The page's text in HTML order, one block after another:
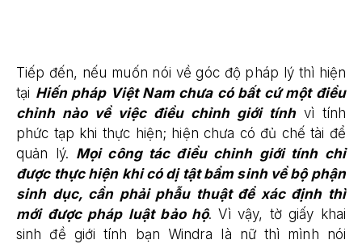
Tiếp đến, nếu muốn nói về góc độ pháp lý thì hiện
tại Hiến pháp Việt Nam chưa có bất cứ một điều
chỉnh nào về việc điều chỉnh giới tínhvì tính
phức tạp khi thực hiện; hiện chưa có đủ chế tài để
quản lý. Mọi công tác điều chỉnh giới tính chỉ
được thực hiện khi có dị tật bẩm sinh về bộ phận
sinh dục, cần phải phẫu thuật để xác định thì
mới được pháp luật bảo hộ. Vì vậy, tờ giấy khai
sinh đề giới tính bạn Windra là nữ thì mình nói